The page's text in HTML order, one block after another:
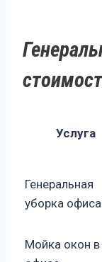
Услуга
Генеральная
уборка офиса
Мойка окон в